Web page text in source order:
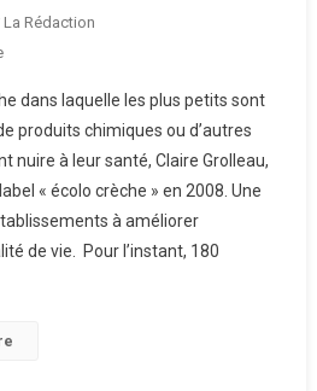
La Rédaction
Sur
« Écolo
Crèche »
:
Garantir
La
Santé
dans laquelle les plus petits sont
produits chimiques ou d’autres
nuire à leur santé, Claire Grolleau,
« écolo crèche » en 2008. Une
à améliorer
de vie. Pour l’instant, 180